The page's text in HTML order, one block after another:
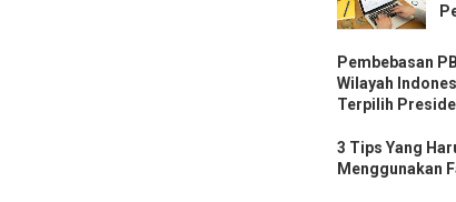
Pembebasan
Wilayah
Terpilih
3 Tips Yang
Menggunakan